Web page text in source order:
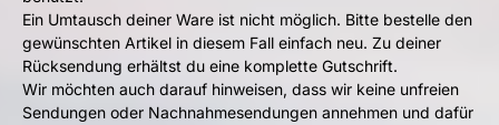
Ein Umtausch deiner Ware ist nicht möglich. Bitte bestelle den
gewünschten Artikel in diesem Fall einfach neu. Zu deiner
Rücksendung erhältst du eine komplette Gutschrift.
Wir möchten auch darauf hinweisen, dass wir keine unfreien
Sendungen oder Nachnahmesendungen annehmen und dafür